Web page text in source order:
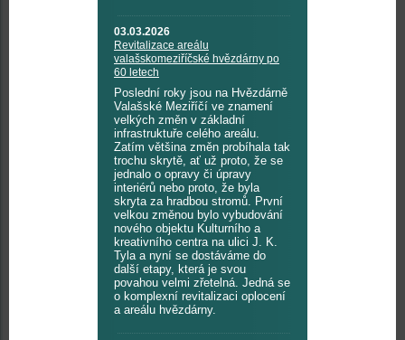
03.03.2026
Revitalizace areálu
valašskomeziříčské hvězdárny po
60 letech
Poslední roky jsou na Hvězdárně
Valašské Meziříčí ve znamení
velkých změn v základní
infrastruktuře celého areálu.
Zatím většina změn probíhala tak
trochu skrytě, ať už proto, že se
jednalo o opravy či úpravy
interiérů nebo proto, že byla
skryta za hradbou stromů. První
velkou změnou bylo vybudování
nového objektu Kulturního a
kreativního centra na ulici J. K.
Tyla a nyní se dostáváme do
další etapy, která je svou
povahou velmi zřetelná. Jedná se
o komplexní revitalizaci oplocení
a areálu hvězdárny.